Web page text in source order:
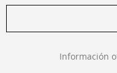
Información